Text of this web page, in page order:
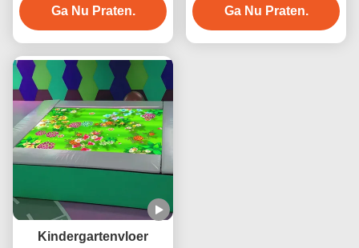
Ga Nu Praten.
machine
Ga Nu Praten.
Kindergartenvloer